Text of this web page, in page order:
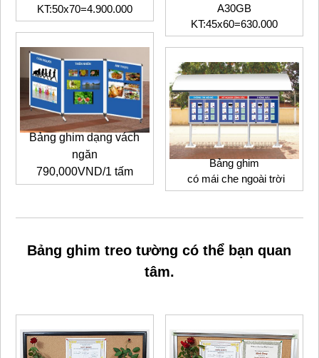
KT:50x70=4.900.000
Bảng ghim dạng vách
ngăn
790,000VND/1 tấm
A30GB
KT:45x60=630.000
Bảng ghim
có mái che ngoài trời
Bảng ghim treo tường có thể bạn quan
tâm.